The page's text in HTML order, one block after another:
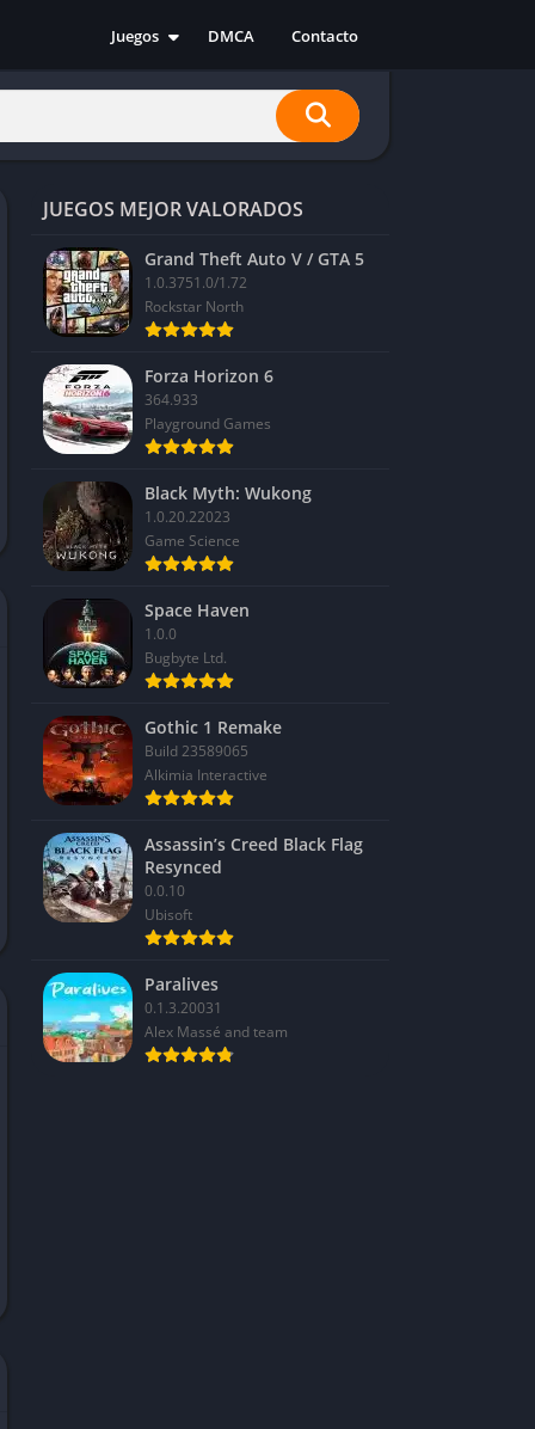
Juegos
Acción
Carreras
Deportes
Estrategia
Indie
RPG
Simulación
DMCA Contacto
JUEGOS MEJOR VALORADOS
Grand Theft Auto V / GTA 5
1.0.3751.0/1.72
Rockstar North
Forza Horizon 6
364.933
Playground Games
Black Myth: Wukong
1.0.20.22023
Game Science
Space Haven
1.0.0
Bugbyte Ltd.
Gothic 1 Remake
Build 23589065
Alkimia Interactive
Assassin’s Creed Black Flag
Resynced
0.0.10
Ubisoft
Paralives
0.1.3.20031
Alex Massé and team